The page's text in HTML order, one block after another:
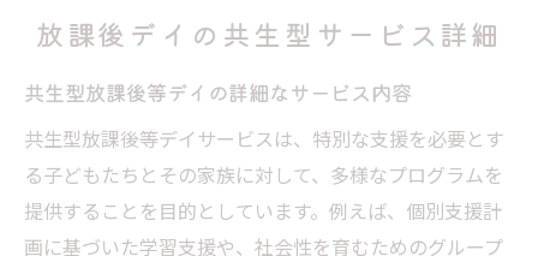
放課後デイの共生型サービス詳細
共生型放課後等デイの詳細なサービス内容
共生型放課後等デイサービスは、特別な支援を必要とす
る子どもたちとその家族に対して、多様なプログラムを
提供することを目的としています。例えば、個別支援計
画に基づいた学習支援や、社会性を育むためのグループ